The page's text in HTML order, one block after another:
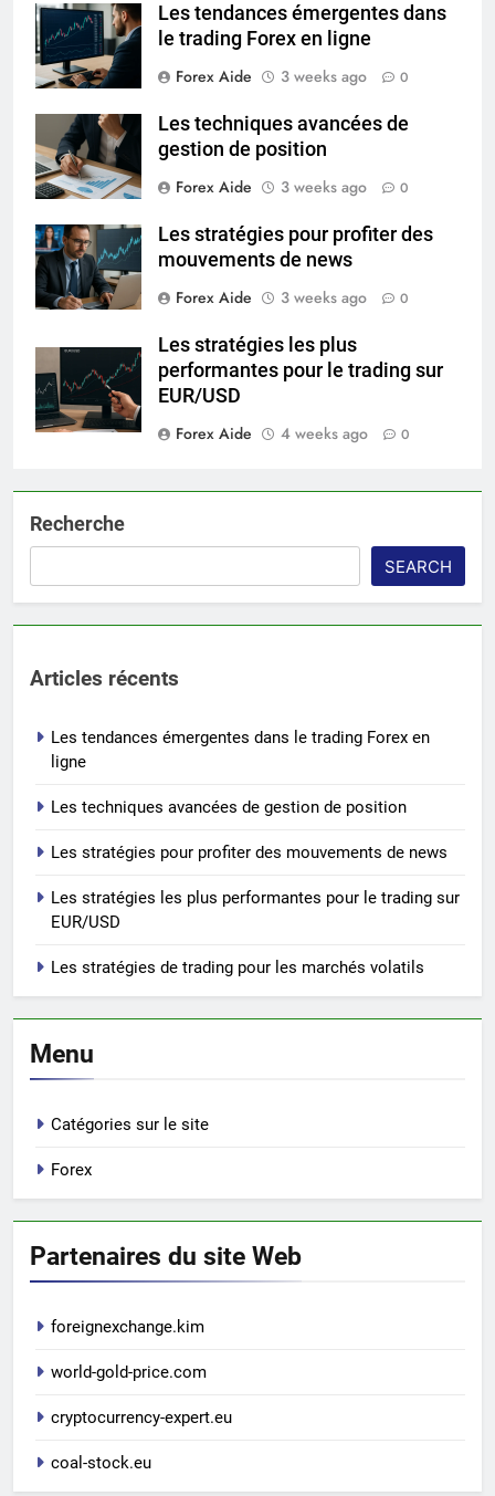
Les tendances émergentes dans
le trading Forex en ligne
Forex Aide
3 weeks ago 0
Les techniques avancées de
gestion de position
Forex Aide
3 weeks ago 0
Les stratégies pour profiter des
mouvements de news
Forex Aide
3 weeks ago 0
Les stratégies les plus
performantes pour le trading sur
EUR/USD
Forex Aide
4 weeks ago 0
Recherche
SEARCH
Articles récents
Les tendances émergentes dans le trading Forex en
ligne
Les techniques avancées de gestion de position
Les stratégies pour profiter des mouvements de news
Les stratégies les plus performantes pour le trading sur
EUR/USD
Les stratégies de trading pour les marchés volatils
Menu
Catégories sur le site
Forex
Partenaires du site Web
foreignexchange.kim
world-gold-price.com
cryptocurrency-expert.eu
coal-stock.eu